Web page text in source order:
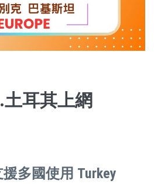
土耳其上網
多國使用 Turkey